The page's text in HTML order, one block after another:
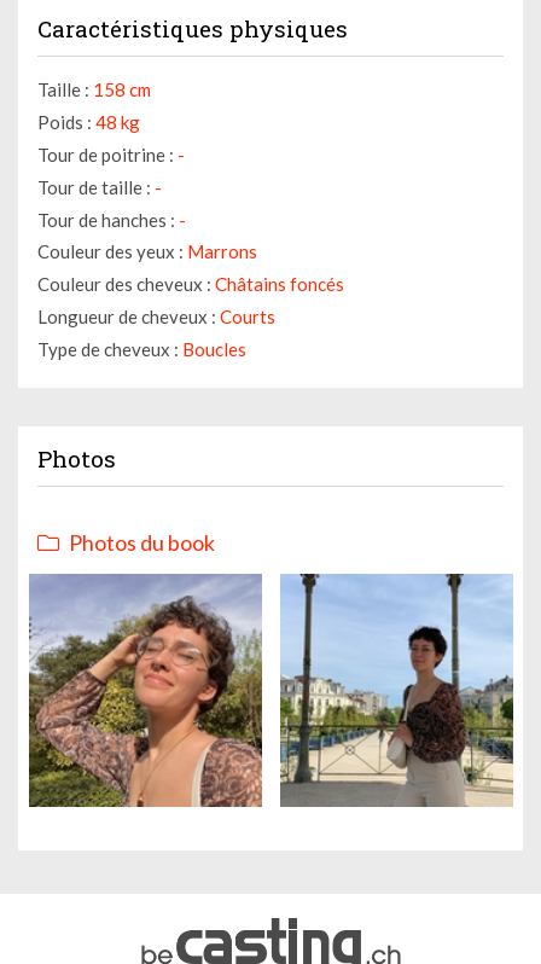
Caractéristiques physiques
Taille : 158 cm
Poids : 48 kg
Tour de poitrine : -
Tour de taille : -
Tour de hanches : -
Couleur des yeux : Marrons
Couleur des cheveux : Châtains foncés
Longueur de cheveux : Courts
Type de cheveux : Boucles
Photos
Photos du book